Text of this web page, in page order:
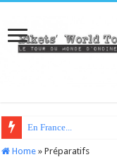
En France...
Home » Préparatifs